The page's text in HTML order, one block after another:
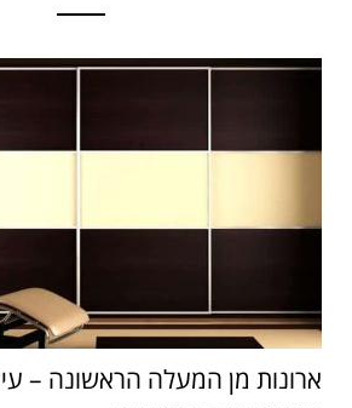
ארונות מן המעלה הראשונה –